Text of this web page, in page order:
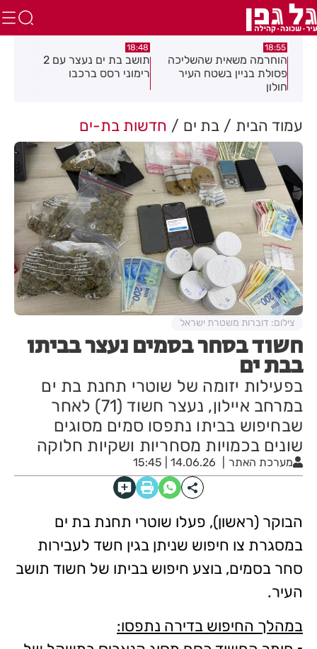
18:48
תושב בת ים נעצר עם 2
רימוני רסס ברכבו
16:21
יום שני ברציפות: שני שוהים
בלתי חוקיים אותרו ברמת גן
עמוד הבית בת ים חדשות בת-ים
חשוד בסחר בסמים נעצר בביתו
בבת ים
בפעילות יזומה של שוטרי תחנת בת ים
במרחב איילון, נעצר חשוד (71) לאחר
שבחיפוש בביתו נתפסו סמים מסוגים
שונים בכמויות מסחריות ושקיות חלוקה
מערכת האתר 14.06.26 | 15:45
צילום: דוברות משטרת ישראל
הבוקר (ראשון), פעלו שוטרי תחנת בת ים
במסגרת צו חיפוש שניתן בגין חשד לעבירות
סחר בסמים, בוצע חיפוש בביתו של חשוד תושב
העיר.
במהלך החיפוש בדירה נתפסו: